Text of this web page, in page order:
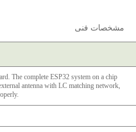
مشخصات فنی
The complete ESP32 system on a chip
antenna with LC matching network,